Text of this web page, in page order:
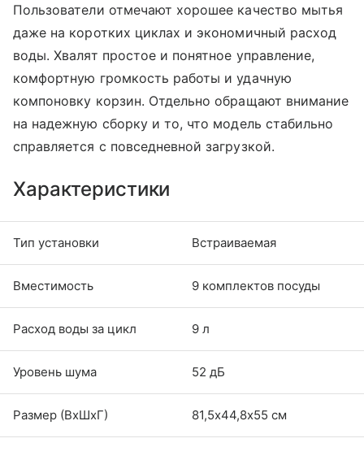
Пользователи отмечают хорошее качество мытья
даже на коротких циклах и экономичный расход
воды. Хвалят простое и понятное управление,
комфортную громкость работы и удачную
компоновку корзин. Отдельно обращают внимание
на надежную сборку и то, что модель стабильно
справляется с повседневной загрузкой.
Характеристики
Тип установки Встраиваемая
Вместимость 9 комплектов посуды
Расход воды за цикл 9 л
Уровень шума 52 дБ
Размер (ВхШхГ) 81,5х44,8х55 см